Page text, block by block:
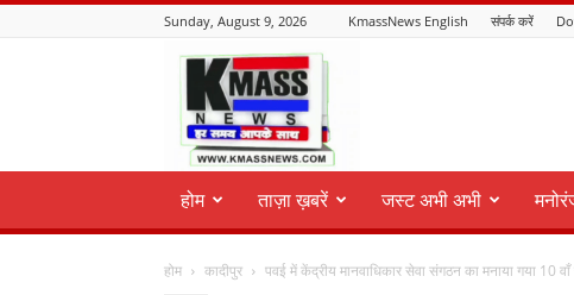
Sunday, August 9, 2026 KmassNews English संपर्क करें
KmassNews
होम ताज़ा ख़बरें जस्ट अभी अभी
होम कादीपुर पवई में केंद्रीय मानवाधिकार सेवा संगठन का मनाया गया 10 वाँ